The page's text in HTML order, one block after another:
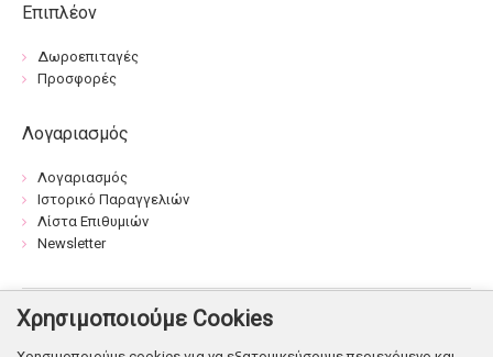
Επιπλέον
Δωροεπιταγές
Προσφορές
Λογαριασμός
Λογαριασμός
Ιστορικό Παραγγελιών
Λίστα Επιθυμιών
Newsletter
Βρείτε μας:
Χρησιμοποιούμε Cookies